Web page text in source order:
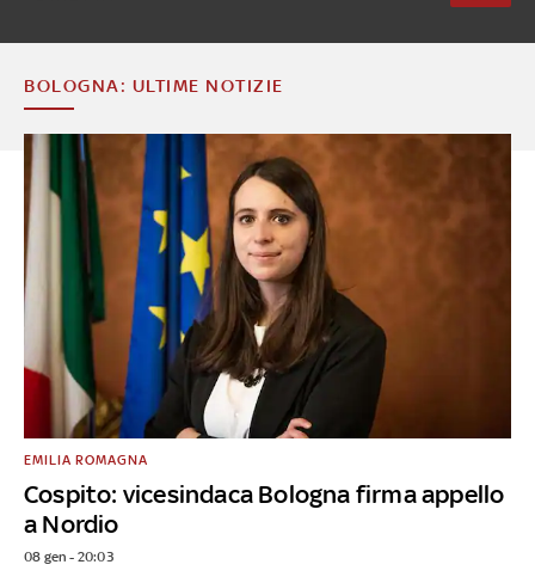
BOLOGNA: ULTIME NOTIZIE
Cospito: vicesindaca Bologna firma appello
a Nordio
EMILIA ROMAGNA
08 gen - 20:03